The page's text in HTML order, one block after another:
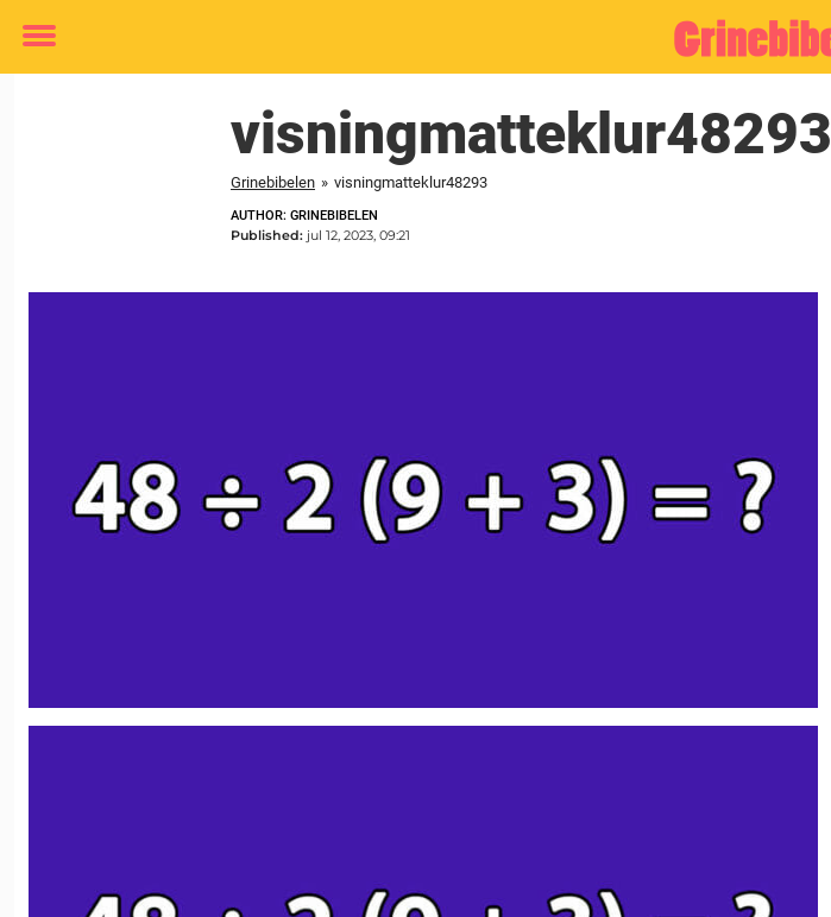
Toggle
visningmatteklur48293
Grinebibelen » visningmatteklur48293
AUTHOR: GRINEBIBELEN
Published: jul 12, 2023, 09:21